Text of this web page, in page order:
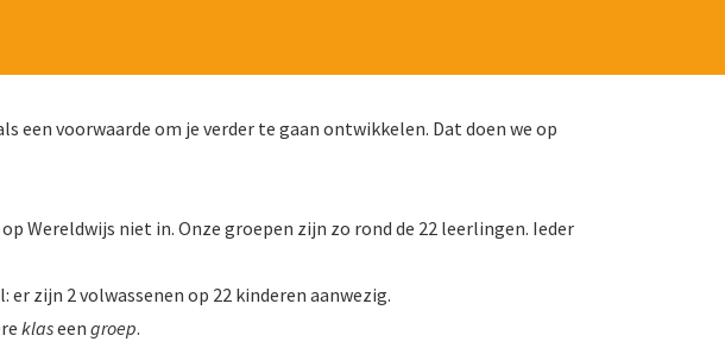
een voorwaarde om je verder te gaan ontwikkelen. Dat doen we op
Wereldwijs niet in. Onze groepen zijn zo rond de 22 leerlingen. Ieder
zijn 2 volwassenen op 22 kinderen aanwezig.
klaseen groep.